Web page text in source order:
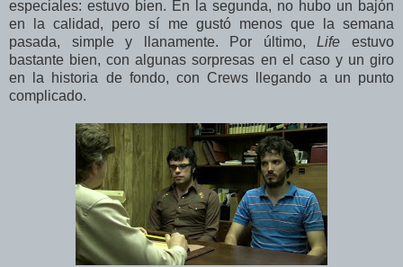
especiales: estuvo bien. En la segunda, no hubo un bajón
en la calidad, pero sí me gustó menos que la semana
pasada, simple y llanamente. Por último,Life estuvo
bastante bien, con algunas sorpresas en el caso y un giro
en la historia de fondo, con Crews llegando a un punto
complicado.